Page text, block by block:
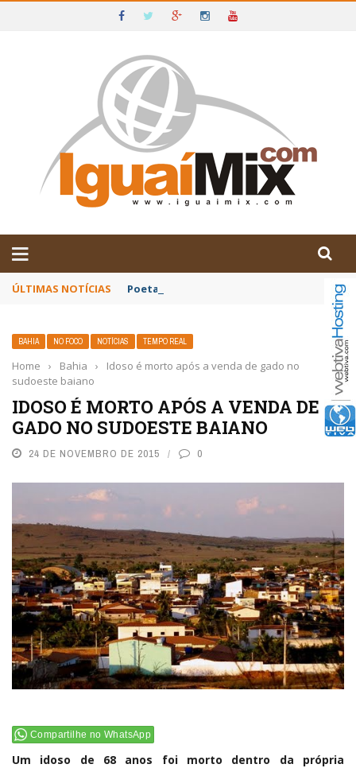
IGUAÍ E SUDOESTE DA BAHIA
ÚLTIMAS NOTÍCIAS Poetas baianos representam o Brasil no
BAHIA NO FOCO NOTÍCIAS TEMPO REAL
Home › Bahia ›
Idoso é morto após a venda de gado no
sudoeste baiano
IDOSO É MORTO APÓS A VENDA DE
GADO NO SUDOESTE BAIANO
24 DE NOVEMBRO DE 2015 0
Compartilhe no WhatsApp
Um idoso de 68 anos foi morto dentro da própria